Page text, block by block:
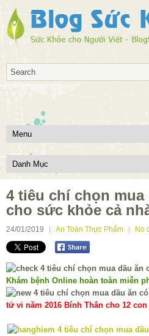
4 tiêu chí chọn
cho sức khỏe cả
24/01/2019 An Toàn Thực Phẩm No
Khám bệnh Online hoàn toàn miễn
tử vi năm 2016 Bính Thân cho 12